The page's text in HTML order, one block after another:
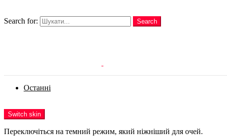
Search for:
Search
Останні
Switch skin
Переключіться на темний режим, який ніжніший для очей.